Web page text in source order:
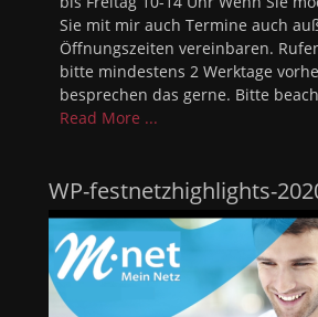
Sie mit mir auch Termine auch
Öffnungszeiten vereinbaren.
bitte mindestens 2 Werktage
besprechen das gerne. Bitte
Read More ...
WP-festnetzhighlights-